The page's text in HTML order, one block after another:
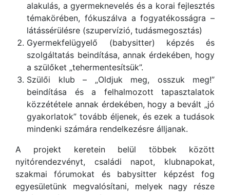
alakulás, a gyermeknevelés és a korai fejlesztés
témakörében, fókuszálva a fogyatékosságra –
látássérülésre (szupervízió, tudásmegosztás)
Gyermekfelügyelő (babysitter) képzés és
szolgáltatás beindítása, annak érdekében, hogy
a szülőket „tehermentesítsük”.
Szülői klub – „Oldjuk meg, osszuk meg!”
beindítása és a felhalmozott tapasztalatok
közzététele annak érdekében, hogy a bevált „jó
gyakorlatok” tovább éljenek, és ezek a tudások
mindenki számára rendelkezésre álljanak.
A projekt keretein belül többek között
nyitórendezvényt, családi napot, klubnapokat,
szakmai fórumokat és babysitter képzést fog
egyesületünk megvalósítani, melyek nagy része